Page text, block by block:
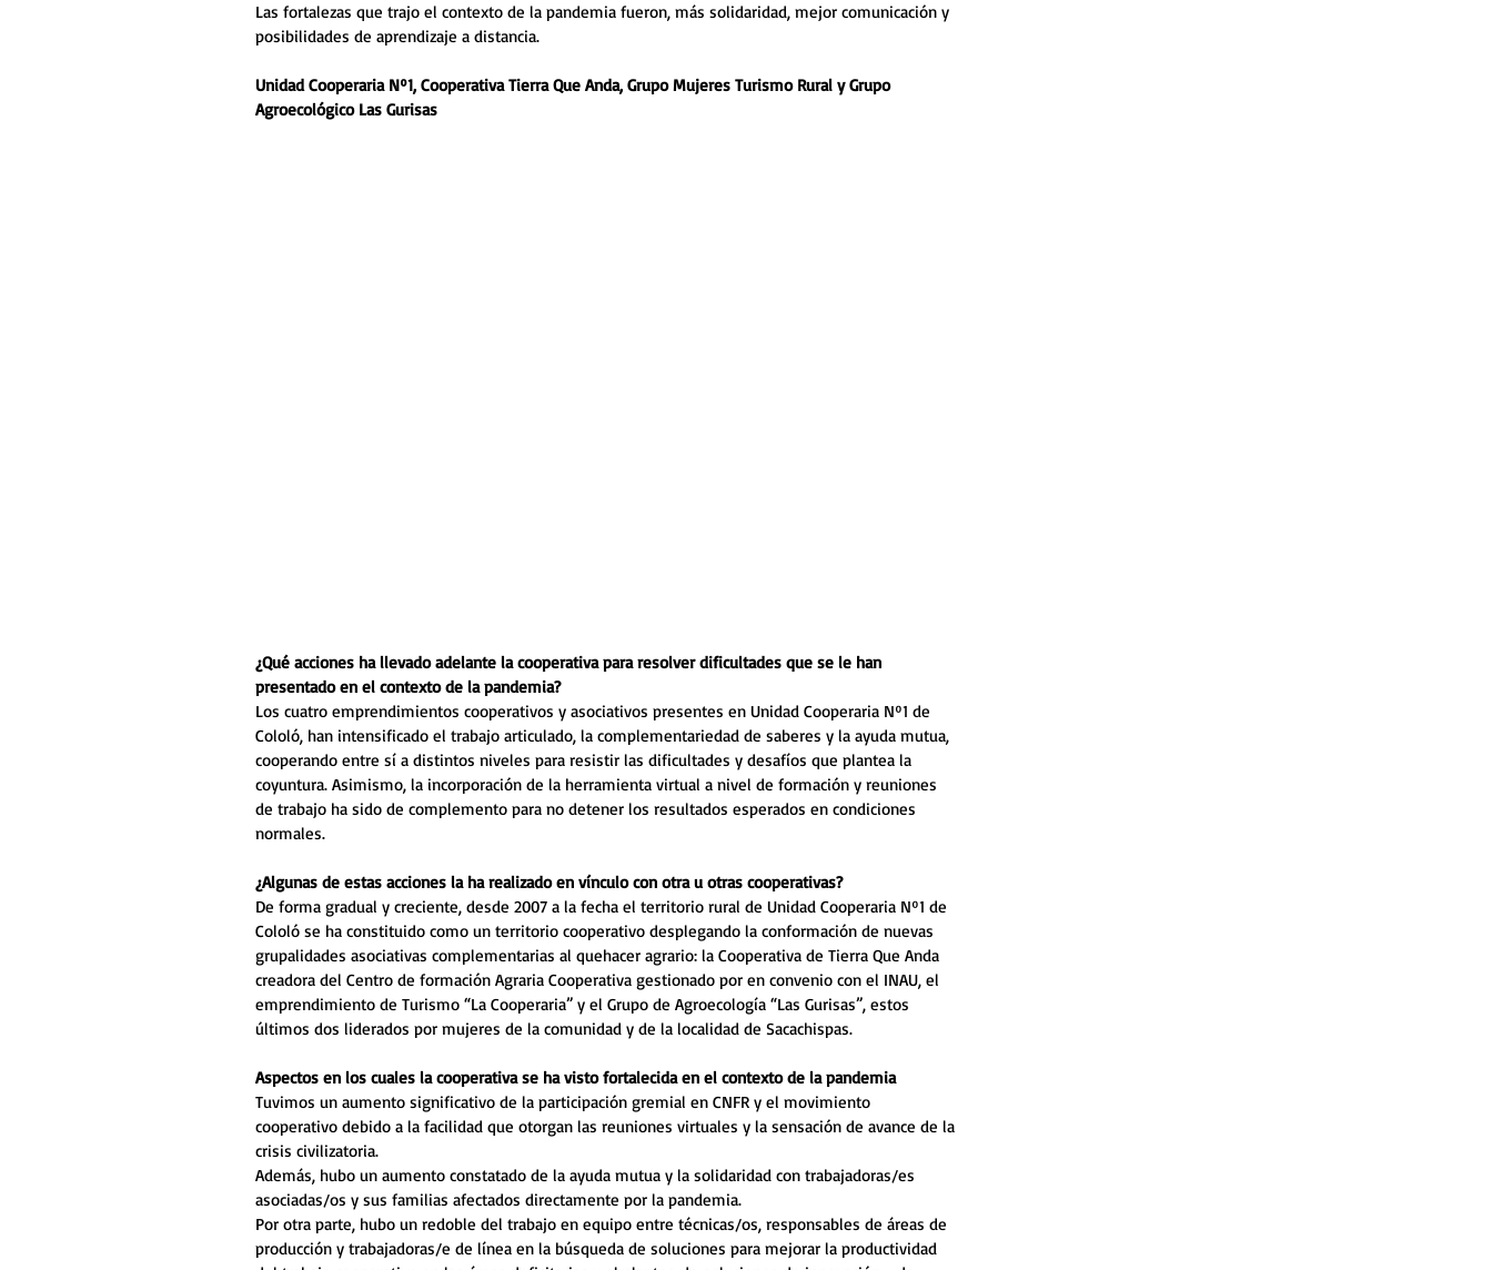
Las fortalezas que trajo el contexto de la pandemia fueron, más solidaridad, mejor comunicación y
posibilidades de aprendizaje a distancia.
Unidad Cooperaria Nº1, Cooperativa Tierra Que Anda, Grupo Mujeres Turismo Rural y Grupo
Agroecológico Las Gurisas
¿Qué acciones ha llevado adelante la cooperativa para resolver dificultades que se le han
presentado en el contexto de la pandemia?
Los cuatro emprendimientos cooperativos y asociativos presentes en Unidad Cooperaria Nº1 de
Cololó, han intensificado el trabajo articulado, la complementariedad de saberes y la ayuda mutua,
cooperando entre sí a distintos niveles para resistir las dificultades y desafíos que plantea la
coyuntura. Asimismo, la incorporación de la herramienta virtual a nivel de formación y reuniones
de trabajo ha sido de complemento para no detener los resultados esperados en condiciones
normales.
¿Algunas de estas acciones la ha realizado en vínculo con otra u otras cooperativas?
De forma gradual y creciente, desde 2007 a la fecha el territorio rural de Unidad Cooperaria Nº1 de
Cololó se ha constituido como un territorio cooperativo desplegando la conformación de nuevas
grupalidades asociativas complementarias al quehacer agrario: la Cooperativa de Tierra Que Anda
creadora del Centro de formación Agraria Cooperativa gestionado por en convenio con el INAU, el
emprendimiento de Turismo “La Cooperaria” y el Grupo de Agroecología “Las Gurisas”, estos
últimos dos liderados por mujeres de la comunidad y de la localidad de Sacachispas.
Aspectos en los cuales la cooperativa se ha visto fortalecida en el contexto de la pandemia
Tuvimos un aumento significativo de la participación gremial en CNFR y el movimiento
cooperativo debido a la facilidad que otorgan las reuniones virtuales y la sensación de avance de la
crisis civilizatoria.
Además, hubo un aumento constatado de la ayuda mutua y la solidaridad con trabajadoras/es
asociadas/os y sus familias afectados directamente por la pandemia.
Por otra parte, hubo un redoble del trabajo en equipo entre técnicas/os, responsables de áreas de
producción y trabajadoras/e de línea en la búsqueda de soluciones para mejorar la productividad